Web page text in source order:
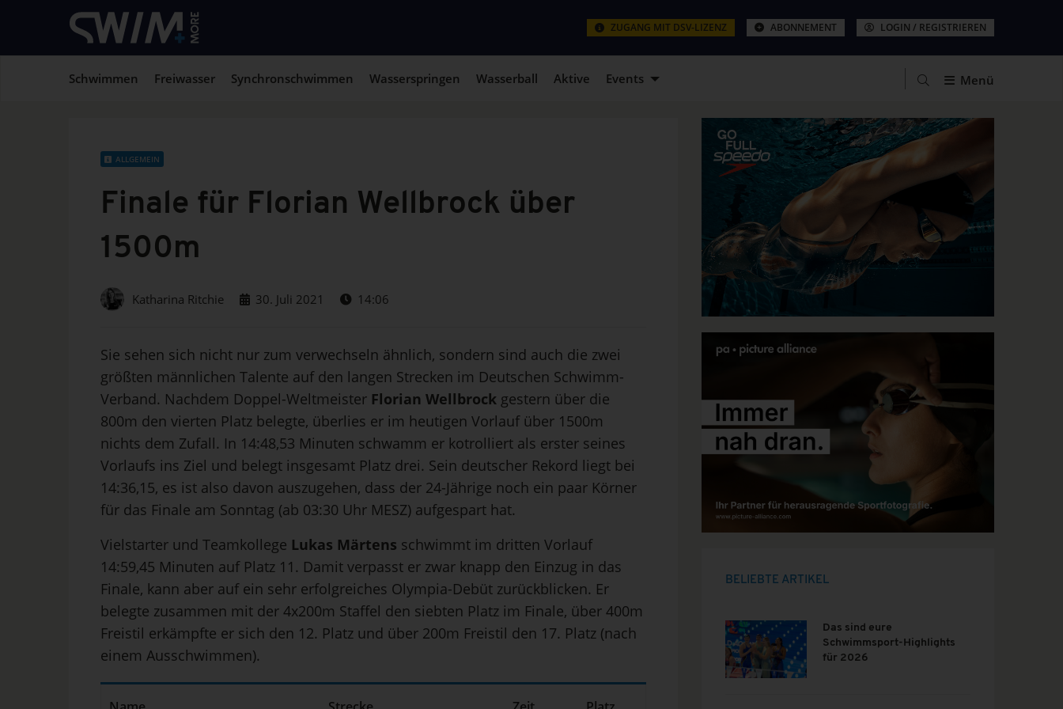
ZUGANG MIT DSV-LIZENZ ABONNEMENT LOGIN / REGISTRIEREN
Schwimmen Freiwasser Synchronschwimmen Wasserspringen Wasserball Aktive Events Menü
ALLGEMEIN
Finale für Florian Wellbrock über
1500m
Katharina Ritchie 30. Juli 2021 14:06
Sie sehen sich nicht nur zum verwechseln ähnlich, sondern sind auch die zwei
größten männlichen Talente auf den langen Strecken im Deutschen Schwimm-
Verband. Nachdem Doppel-Weltmeister Florian Wellbrock gestern über die
800m den vierten Platz belegte, überlies er im heutigen Vorlauf über 1500m
nichts dem Zufall. In 14:48,53 Minuten schwamm er kotrolliert als erster seines
Vorlaufs ins Ziel und belegt insgesamt Platz drei. Sein deutscher Rekord liegt bei
14:36,15, es ist also davon auszugehen, dass der 24-Jährige noch ein paar Körner
für das Finale am Sonntag (ab 03:30 Uhr MESZ) aufgespart hat.
Vielstarter und Teamkollege Lukas Märtens schwimmt im dritten Vorlauf
14:59,45 Minuten auf Platz 11. Damit verpasst er zwar knapp den Einzug in das
Finale, kann aber auf ein sehr erfolgreiches Olympia-Debüt zurückblicken. Er
belegte zusammen mit der 4x200m Staffel den siebten Platz im Finale, über 400m
Freistil erkämpfte er sich den 12. Platz und über 200m Freistil den 17. Platz (nach
einem Ausschwimmen).
BELIEBTE ARTIKEL
Das sind eure
Schwimmsport-Highlights
für 2026